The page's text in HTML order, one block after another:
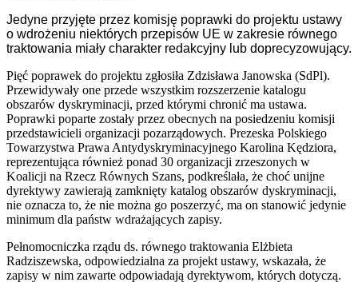
Jedyne przyjęte przez komisję poprawki do projektu ustawy
o wdrożeniu niektórych przepisów UE w zakresie równego
traktowania miały charakter redakcyjny lub doprecyzowujący.
Pięć poprawek do projektu zgłosiła Zdzisława Janowska (SdPl).
Przewidywały one przede wszystkim rozszerzenie katalogu
obszarów dyskryminacji, przed którymi chronić ma ustawa.
Poprawki poparte zostały przez obecnych na posiedzeniu komisji
przedstawicieli organizacji pozarządowych. Prezeska Polskiego
Towarzystwa Prawa Antydyskryminacyjnego Karolina Kędziora,
reprezentująca również ponad 30 organizacji zrzeszonych w
Koalicji na Rzecz Równych Szans, podkreślała, że choć unijne
dyrektywy zawierają zamknięty katalog obszarów dyskryminacji,
nie oznacza to, że nie można go poszerzyć, ma on stanowić jedynie
minimum dla państw wdrażających zapisy.
Pełnomocniczka rządu ds. równego traktowania Elżbieta
Radziszewska, odpowiedzialna za projekt ustawy, wskazała, że
zapisy w nim zawarte odpowiadają dyrektywom, których dotyczą.